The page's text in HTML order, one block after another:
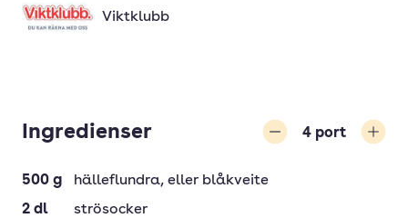
Viktklubb
Ingredienser 4 port
500 g hälleflundra, eller blåkveite
2 dl
strösocker